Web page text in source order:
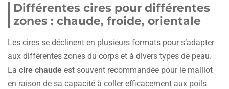
Différentes cires pour différentes
zones : chaude, froide, orientale
Les cires se déclinent en plusieurs formats pour s’adapter
aux différentes zones du corps et à divers types de peau.
La cire chaude est souvent recommandée pour le maillot
en raison de sa capacité à coller efficacement aux poils